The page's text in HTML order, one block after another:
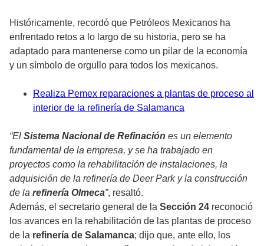
Históricamente, recordó que Petróleos Mexicanos ha
enfrentado retos a lo largo de su historia, pero se ha
adaptado para mantenerse como un pilar de la economía
y un símbolo de orgullo para todos los mexicanos.
Realiza Pemex reparaciones a plantas de proceso al
interior de la refinería de Salamanca
“El Sistema Nacional de Refinación es un elemento
fundamental de la empresa, y se ha trabajado en
proyectos como la rehabilitación de instalaciones, la
adquisición de la refinería de Deer Park y la construcción
de la refinería Olmeca”, resaltó.
Además, el secretario general de la Sección 24 reconoció
los avances en la rehabilitación de las plantas de proceso
de la refinería de Salamanca; dijo que, ante ello, los